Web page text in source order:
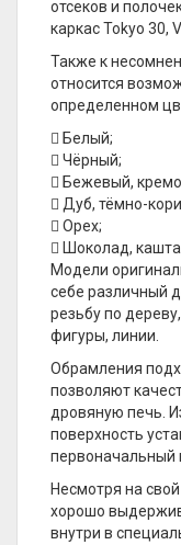
отсеков и
каркас Tokyo 30,
Также к
относится
определенном
 Белый;
 Чёрный;
 Бежевый,
 Дуб, тёмно-
 Орех;
 Шоколад,
Модели
себе различный
резьбу по
фигуры, линии.
Обрамления
позволяют
дровяную печь.
поверхность
первоначальный
Несмотря на
хорошо
внутри в